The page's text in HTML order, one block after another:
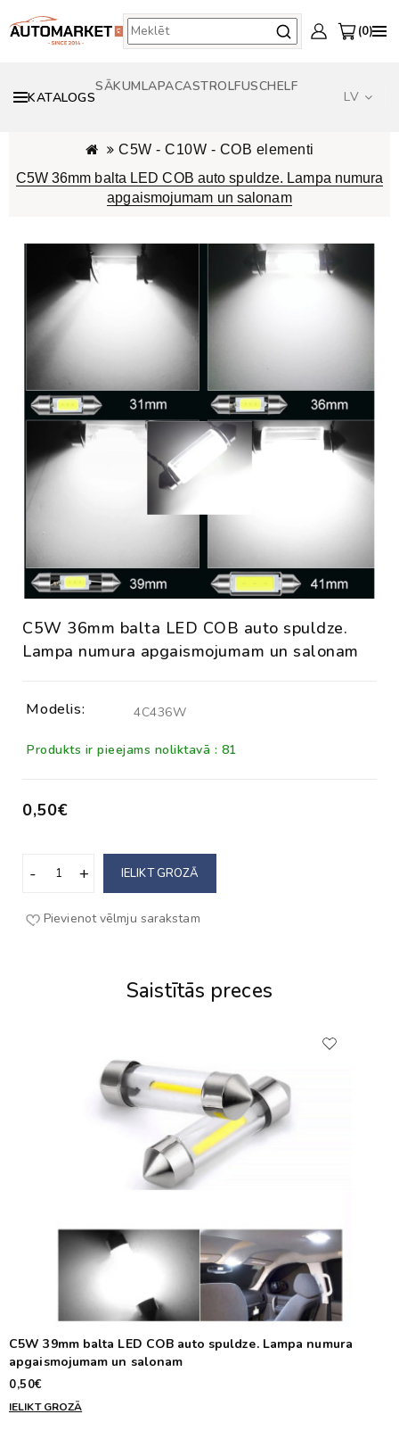
0
KATALOGS
SĀKUMLAPACASTROLFUSCHELF
LV
C5W - C10W - COB elementi
C5W 36mm balta LED COB auto spuldze. Lampa numura
apgaismojumam un salonam
C5W 36mm balta LED COB auto spuldze.
Lampa numura apgaismojumam un salonam
Modelis: 4C436W
Produkts ir pieejams noliktavā : 81
0,50€
IELIKT GROZĀ
Pievienot vēlmju sarakstam
Saistītās preces
C5W 39mm balta LED COB auto spuldze. Lampa numura
apgaismojumam un salonam
0,50€
IELIKT GROZĀ